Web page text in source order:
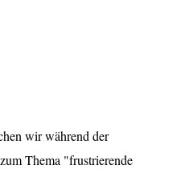
wir während der
Thema "frustrierende